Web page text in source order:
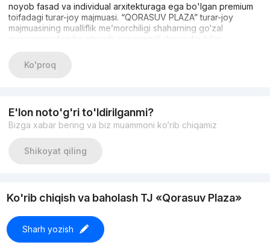
noyob fasad va individual arxitekturaga ega bo'lgan premium
toifadagi turar-joy majmuasi. “QORASUV PLAZA” turar-joy
majmuasining mualliflik me’morchiligi shaharning go‘zal
manzarasini taqdim etuvchi panoramali derazalar bilan
topgan.
Noyob QORASUV PLAZA turar-joy majmuasidagi shinam kvartira
yordamida yangi hayotingizni iliqlik va farovonlikda boshlang.
hayotni topasiz, bunga o'z biznes zonasi va majmuaning yopiq
Ko'proq
E'lon noto'g'ri to'ldirilganmi?
Bizga xabar bering va biz muammoni ko‘rib chiqamiz
Shikoyat qiling
Ko'rib chiqish va baholash TJ «Qorasuv Plaza»
Sharh yozish